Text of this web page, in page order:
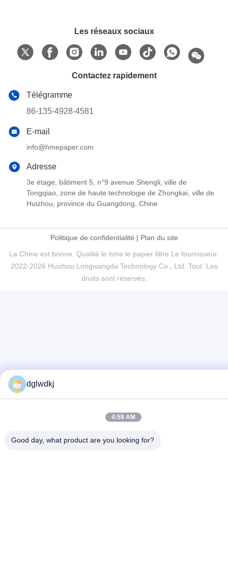
Les réseaux sociaux
Contactez rapidement
Télégramme
86-135-4928-4581
E-mail
info@hmepaper.com
Adresse
3e étage, bâtiment 5, n°9 avenue Shengli, ville de
Tongqiao, zone de haute technologie de Zhongkai, ville de
Huizhou, province du Guangdong, Chine
Politique de confidentialité | Plan du site
La Chine est bonne. Qualité le hme le papier filtre Le fournisseur.
2022-2026 Huizhou Longwangda Technology Co., Ltd. Tout. Les
droits sont réservés.
dglwdkj
4:59 AM
Good day, what product are you looking for?